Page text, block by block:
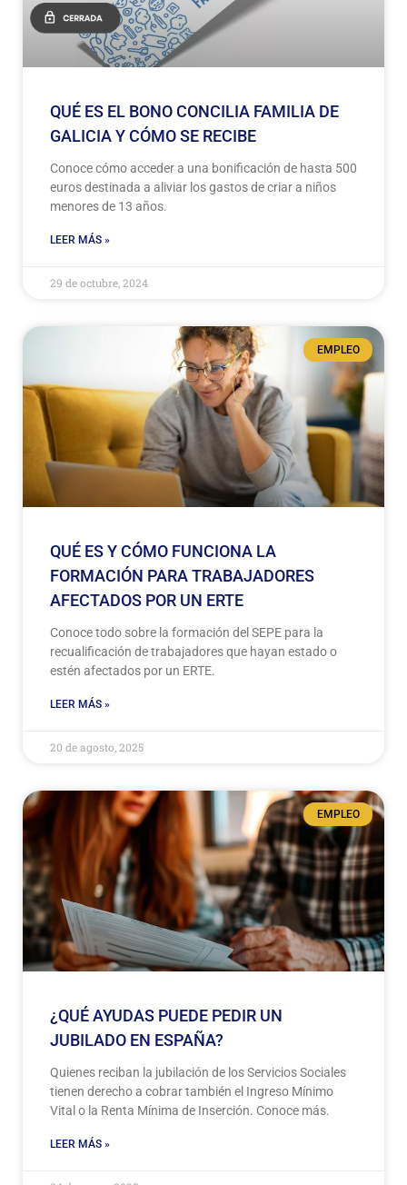
QUÉ ES EL BONO CONCILIA FAMILIA DE
GALICIA Y CÓMO SE RECIBE
Conoce cómo acceder a una bonificación de hasta 500
euros destinada a aliviar los gastos de criar a niños
menores de 13 años.
LEER MÁS »
29 de octubre, 2024
EMPLEO
QUÉ ES Y CÓMO FUNCIONA LA
FORMACIÓN PARA TRABAJADORES
AFECTADOS POR UN ERTE
Conoce todo sobre la formación del SEPE para la
recualificación de trabajadores que hayan estado o
estén afectados por un ERTE.
LEER MÁS »
20 de agosto, 2025
EMPLEO
¿QUÉ AYUDAS PUEDE PEDIR UN
JUBILADO EN ESPAÑA?
Quienes reciban la jubilación de los Servicios Sociales
tienen derecho a cobrar también el Ingreso Mínimo
Vital o la Renta Mínima de Inserción. Conoce más.
LEER MÁS »